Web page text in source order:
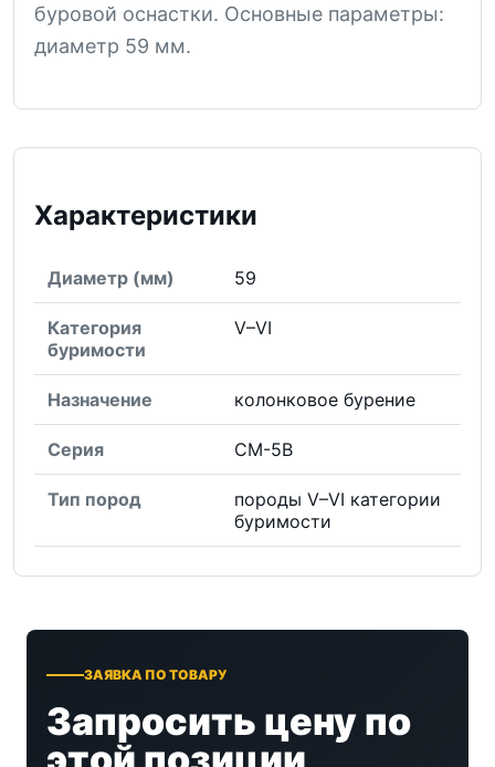
буровой оснастки. Основные параметры:
диаметр 59 мм.
Характеристики
Диаметр (мм) 59
Категория
буримости
V–VI
Назначение колонковое бурение
Серия СМ-5В
Тип пород
породы V–VI категории
буримости
ЗАЯВКА ПО ТОВАРУ
Запросить цену по